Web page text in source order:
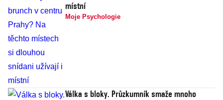
místní
Moje Psychologie
Válka s bloky. Průzkumník smaže mnoho